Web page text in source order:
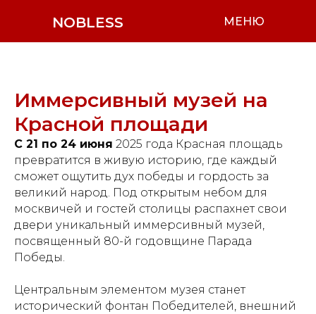
NOBLESS МЕНЮ
Иммерсивный музей на
Красной площади
С 21 по 24 июня 2025 года Красная площадь
превратится в живую историю, где каждый
сможет ощутить дух победы и гордость за
великий народ. Под открытым небом для
москвичей и гостей столицы распахнет свои
двери уникальный иммерсивный музей,
посвященный 80-й годовщине Парада
Победы.
Центральным элементом музея станет
исторический фонтан Победителей, внешний